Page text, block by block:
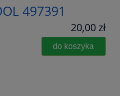
497391
20,00 zł
do koszyka